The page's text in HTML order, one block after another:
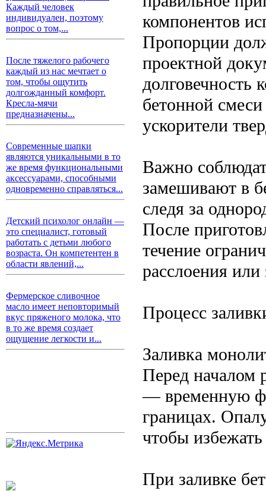
Каждый человек
индивидуален, поэтому
вопрос о том,...
После тяжелого рабочего
каждый из нас мечтает о
том, чтобы ощутить
долгожданный комфорт.
Кресла-мячи
предназначены...
Современные шапки
являются уникальными в то
же время функциональными
аксессуарами, способными
одновременно справляться...
Детский психолог онлайн —
это специалист, готовый
работать с детьми любого
возраста. Он компетентен в
области явлений,...
Фермерское сливочное
масло имеет неповторимый
вкус пряженого молока, что
в то же время создает
ощущение легкости и...
компонентов
Пропорции
проектной
долговечность
бетонной
ускорители
Важно
замешивают в
следя за
После
течение
расслоения или
Процесс
Заливка
Перед началом
— временную
границах.
чтобы
При заливке